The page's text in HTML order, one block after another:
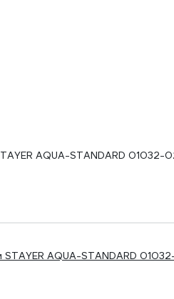
AQUA-STANDARD 01032-